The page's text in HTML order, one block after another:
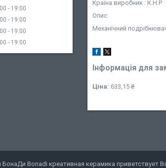
Країна виробник : К.Н.Р
Опис
Механічний
Інформація для
Ціна: 633,15 ₴
19:00
19:00
19:00
19:00
БонаДи Bonadi креативная керамика приветствует